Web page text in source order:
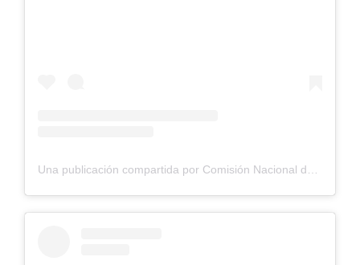
Una publicación compartida por Comisión Nacional de Riego (@cnrchile)